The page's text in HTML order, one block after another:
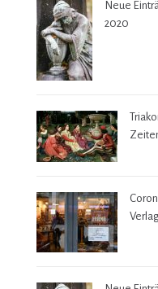
Neue
2020